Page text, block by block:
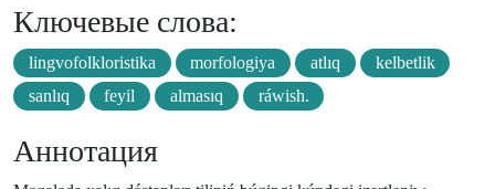
Ключевые слова:
lingvofolkloristika morfologiya atlıq
kelbetlik
sanlıq
feyil almasıq ráwish.
Аннотация